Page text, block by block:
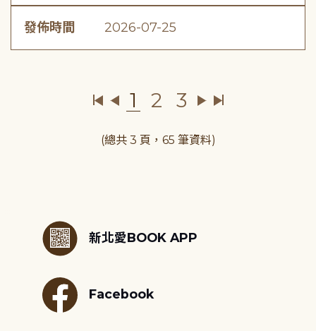
發佈時間 2026-07-25
1 2 3
(總共 3 頁，65 筆資料)
新北愛BOOK APP
Facebook